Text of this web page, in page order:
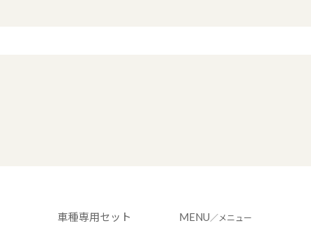
車種専用セット MENU／メニュー